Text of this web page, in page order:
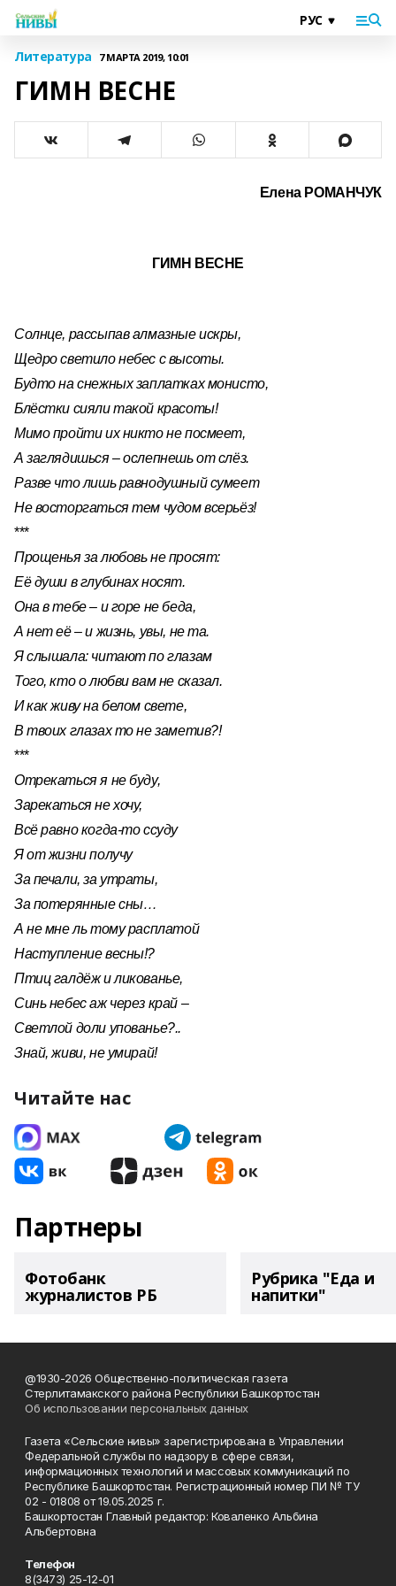
Литература 7 МАРТА 2019, 10:01
ГИМН ВЕСНЕ
Елена РОМАНЧУК
ГИМН ВЕСНЕ
Солнце, рассыпав алмазные искры,
Щедро светило небес с высоты.
Будто на снежных заплатках монисто,
Блёстки сияли такой красоты!
Мимо пройти их никто не посмеет,
А заглядишься – ослепнешь от слёз.
Разве что лишь равнодушный сумеет
Не восторгаться тем чудом всерьёз!
***
Прощенья за любовь не просят:
Её души в глубинах носят.
Она в тебе – и горе не беда,
А нет её – и жизнь, увы, не та.
Я слышала: читают по глазам
Того, кто о любви вам не сказал.
И как живу на белом свете,
В твоих глазах то не заметив?!
***
Отрекаться я не буду,
Зарекаться не хочу,
Всё равно когда-то ссуду
Я от жизни получу
За печали, за утраты,
За потерянные сны…
А не мне ль тому расплатой
Наступление весны!?
Птиц галдёж и ликованье,
Синь небес аж через край –
Светлой доли упованье?..
Знай, живи, не умирай!
Читайте нас
Партнеры
Фотобанк
журналистов РБ
Рубрика "Еда и
напитки"
@1930-2026 Общественно-политическая газета
Стерлитамакского района Республики Башкортостан
Об использовании персональных данных
Газета «Сельские нивы» зарегистрирована в Управлении
Федеральной службы по надзору в сфере связи,
информационных технологий и массовых коммуникаций по
Республике Башкортостан. Регистрационный номер ПИ № ТУ
02 - 01808 от 19.05.2025 г.
Башкортостан Главный редактор: Коваленко Альбина
Альбертовна
Телефон
8(3473) 25-12-01